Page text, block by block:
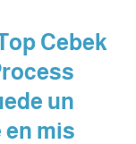
Cebek
un
mis